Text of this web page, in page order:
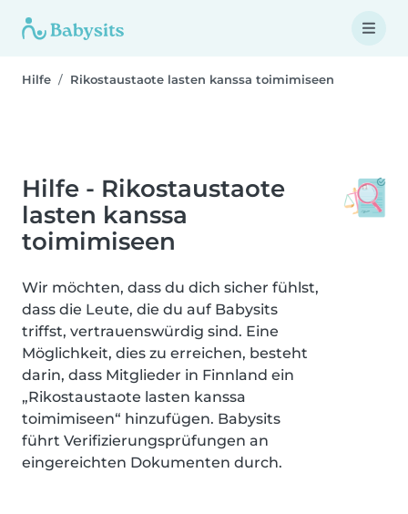
Hilfe Rikostaustaote lasten kanssa toimimiseen
Hilfe - Rikostaustaote
lasten kanssa
toimimiseen
Wir möchten, dass du dich sicher fühlst,
dass die Leute, die du auf Babysits
triffst, vertrauenswürdig sind. Eine
Möglichkeit, dies zu erreichen, besteht
darin, dass Mitglieder in Finnland ein
„Rikostaustaote lasten kanssa
toimimiseen“ hinzufügen. Babysits
führt Verifizierungsprüfungen an
eingereichten Dokumenten durch.